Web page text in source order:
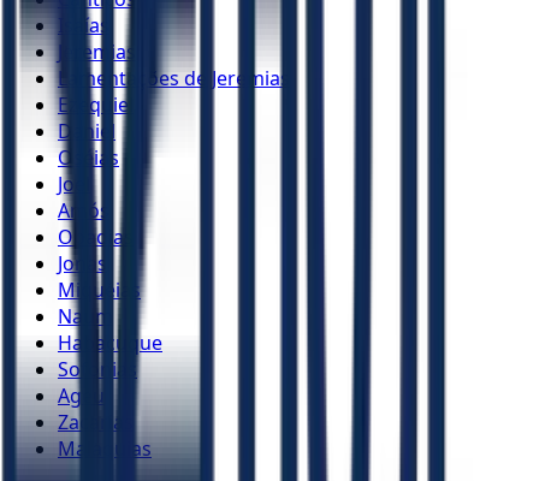
Isaías
Jeremias
Lamentações de Jeremias
Ezequiel
Daniel
Oséias
Joel
Amós
Obadias
Jonas
Miquéias
Naum
Habacuque
Sofonias
Ageu
Zacarias
Malaquias